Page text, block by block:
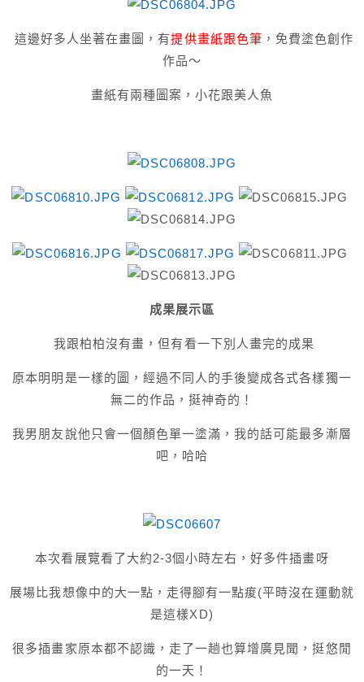
這邊好多人坐著在畫圖，有提供畫紙跟色筆 ，免費塗色創作
作品～
畫紙有兩種圖案，小花跟美人魚
成果展示區
我跟柏柏沒有畫，但有看一下別人畫完的成果
原本明明 是一樣的圖，經過不同人的手後變成各式各樣獨一
無二的作品，挺神奇的！
我男朋友說他只會一個顏色單一塗滿，我的話可能最多漸層
吧，哈哈
本次看展覽看了大約2-3個小時左右，好多件插畫呀
展場比我想像中的大一點，走得腳有一點痠(平時沒在運動就
是這樣XD)
很多插畫家原本都不認識，走了一趟也算增廣見聞，挺悠閒
的一天！